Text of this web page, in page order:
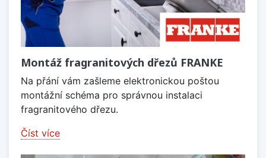
Montáž fragranitových dřezů FRANKE
Na přání vám zašleme elektronickou poštou
montážní schéma pro správnou instalaci
fragranitového dřezu.
Číst více